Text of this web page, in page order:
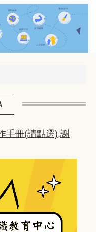
手冊(請點選),謝